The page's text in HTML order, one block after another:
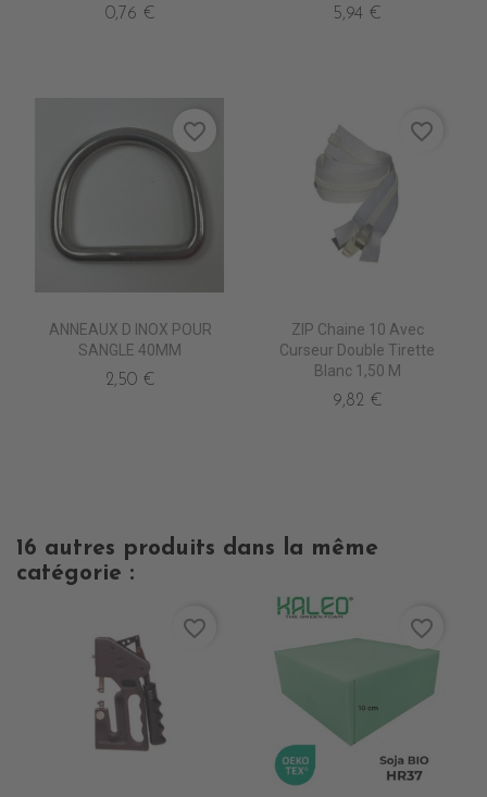
0,76 €
5,94 €
ANNEAUX D INOX POUR
SANGLE 40MM
2,50 €
favorite_border
ZIP Chaine 10 Avec
Curseur Double Tirette
Blanc 1,50 M
9,82 €
favorite_border
16 autres produits dans la même
catégorie :
favorite_border favorite_border